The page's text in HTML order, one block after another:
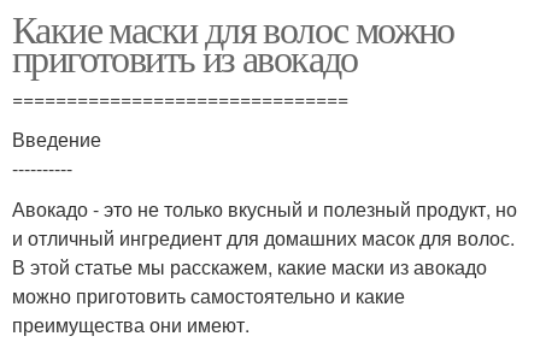
Какие маски для волос можно
приготовить из авокадо
===============================
Введение
----------
Авокадо - это не только вкусный и полезный продукт, но
и отличный ингредиент для домашних масок для волос.
В этой статье мы расскажем, какие маски из авокадо
можно приготовить самостоятельно и какие
преимущества они имеют.